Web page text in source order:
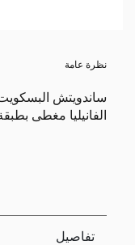
نظرة عامة
ساندويتش
الفانيليا مغطى
تفاصيل